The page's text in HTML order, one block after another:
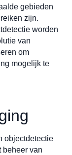
gebieden
zijn.
worden
van
om
mogelijk te
objectdetectie
beheer van